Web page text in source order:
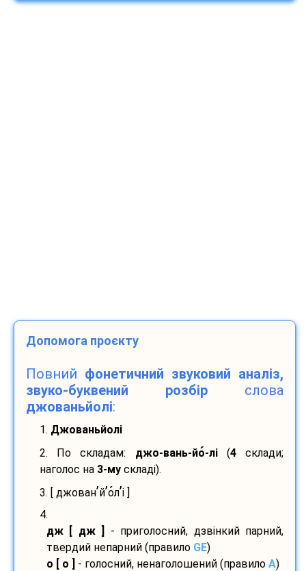
Допомога проєкту
Повний фонетичний звуковий аналіз,
звуко-буквений розбір слова
джованьйолі:
1. Джованьйолі
2. По складам: джо-вань-йо-лі(4склади;
наголос на 3-му складі).
3. [ джован’й’ол’і ]
4.
дж [ дж ]
- приголосний, дзвінкий парний,
твердий непарний (правило GE)
о [ о ]
- голосний, ненаголошений (правило A)